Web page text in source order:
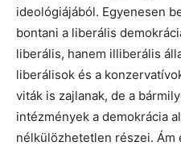
ideológiájából. Egyenesen
bontani a liberális
liberális, hanem illiberális
liberálisok és a
viták is zajlanak, de a
intézmények a demokrácia
nélkülözhetetlen részei. Ám